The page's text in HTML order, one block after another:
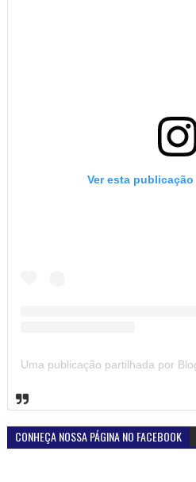
Ver esta
CONHEÇA NOSSA PÁGINA NO FACEBOOK